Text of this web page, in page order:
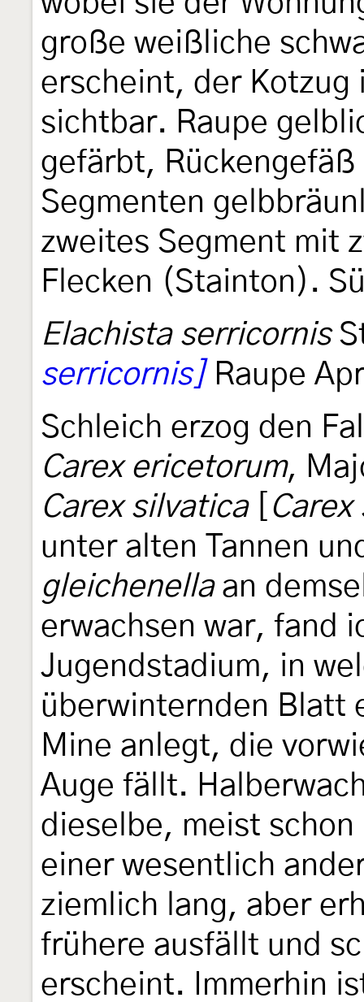
große weißliche
erscheint, der Kotzug
sichtbar. Raupe
gefärbt,
Segmenten
zweites Segment mit
Flecken (Stainton).
Elachista serricornis
serricornis]Raupe
Schleich erzog den
Carex ericetorum,
Carex silvatica[
Carex
unter alten Tannen
gleichenellaan
erwachsen war, fand
Jugendstadium, in
überwinternden Blatt
Mine anlegt, die
Auge fällt.
dieselbe, meist
einer wesentlich
ziemlich lang, aber
frühere ausfällt und
erscheint. Immerhin